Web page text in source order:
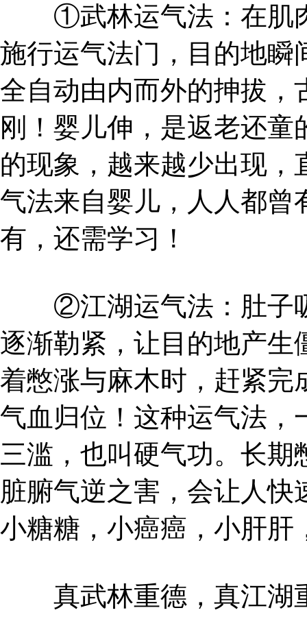
①武林运气法：在肌肉
施行运气法门，目的地瞬
全自动由内而外的抻拔，
刚！婴儿伸，是返老还
的现象，越来越少出现
气法来自婴儿，人人都曾
有，还需学习！
②江湖运气法：肚子吸
逐渐勒紧，让目的地产生
着憋涨与麻木时，赶紧完
气血归位！这种运气法，
三滥，也叫硬气功。长
脏腑气逆之害，会让人
小糖糖，小癌癌，小肝肝
真武林重德，真江湖